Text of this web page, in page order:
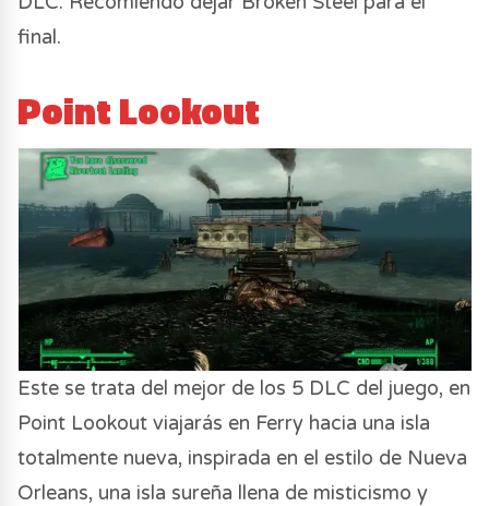
final.
Point Lookout
Este se trata del mejor de los 5 DLC del juego, en
Point Lookout viajarás en Ferry hacia una isla
totalmente nueva, inspirada en el estilo de Nueva
Orleans, una isla sureña llena de misticismo y